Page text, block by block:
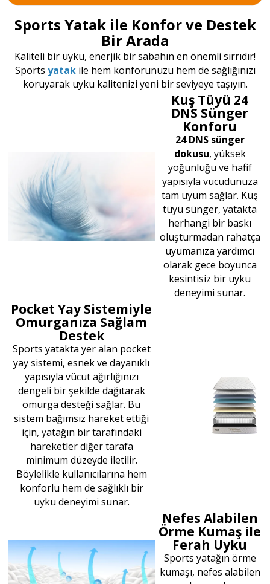
Sports Yatak ile Konfor ve Destek
Bir Arada
Kaliteli bir uyku, enerjik bir sabahın en önemli sırrıdır!
Sports yatakile hem konforunuzu hem de sağlığınızı
koruyarak uyku kalitenizi yeni bir seviyeye taşıyın.
Kuş Tüyü 24
DNS Sünger
Konforu
24 DNS sünger
dokusu, yüksek
yoğunluğu ve hafif
yapısıyla vücudunuza
tam uyum sağlar. Kuş
tüyü sünger, yatakta
herhangi bir baskı
oluşturmadan rahatça
uyumanıza yardımcı
olarak gece boyunca
kesintisiz bir uyku
deneyimi sunar.
Pocket Yay Sistemiyle
Omurganıza Sağlam
Destek
Sports yatakta yer alan pocket
yay sistemi, esnek ve dayanıklı
yapısıyla vücut ağırlığınızı
dengeli bir şekilde dağıtarak
omurga desteği sağlar. Bu
sistem bağımsız hareket ettiği
için, yatağın bir tarafındaki
hareketler diğer tarafa
minimum düzeyde iletilir.
Böylelikle kullanıcılarına hem
konforlu hem de sağlıklı bir
uyku deneyimi sunar.
Nefes Alabilen
Örme Kumaş ile
Ferah Uyku
Sports yatağın örme
kumaşı, nefes alabilen